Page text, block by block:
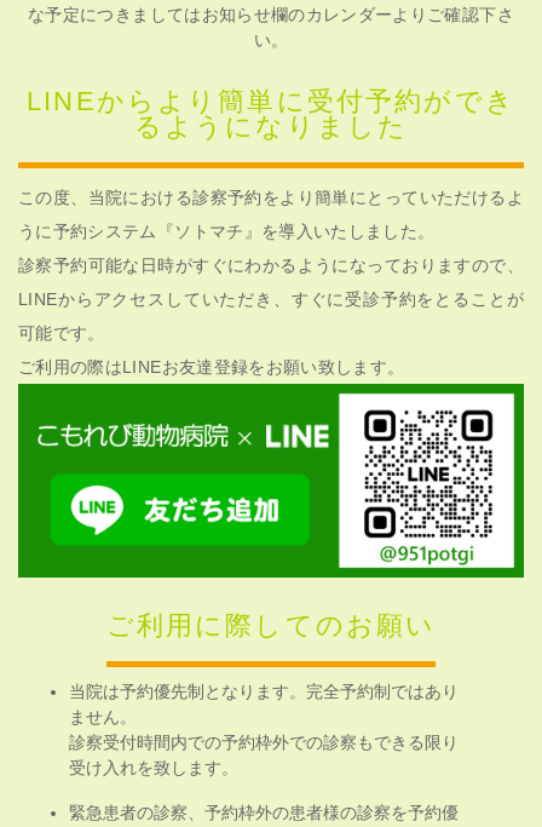
な予定につきましてはお知らせ欄のカレンダーよりご確認下さ
い。
LINEからより簡単に受付予約ができ
るようになりました
この度、当院における診察予約をより簡単にとっていただけるよ
うに予約システム『ソトマチ』を導入いたしました。
診察予約可能な日時がすぐにわかるようになっておりますので、
LINEからアクセスしていただき、すぐに受診予約をとることが
可能です。
ご利用の際はLINEお友達登録をお願い致します。
ご利用に際してのお願い
当院は予約優先制となります。完全予約制ではあり
ません。
診察受付時間内での予約枠外での診察もできる限り
受け入れを致します。
緊急患者の診察、予約枠外の患者様の診察を予約優